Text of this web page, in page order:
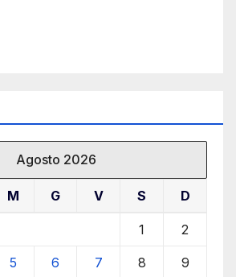
Agosto 2026
M G V S D
1 2
5 6 7 8 9